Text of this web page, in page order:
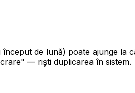
de lună) poate ajunge la
— riști duplicarea în sistem.